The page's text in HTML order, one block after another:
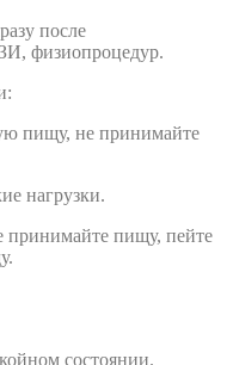
после
физиопроцедур.
пищу, не принимайте
нагрузки.
принимайте пищу, пейте
состоянии.